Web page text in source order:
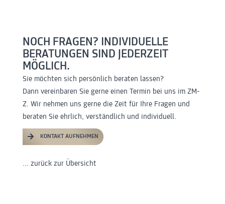
NOCH FRAGEN? INDIVIDUELLE
BERATUNGEN SIND JEDERZEIT
MÖGLICH.
Sie möchten sich persönlich beraten lassen?
Dann vereinbaren Sie gerne einen Termin bei uns im ZM-
Z. Wir nehmen uns gerne die Zeit für Ihre Fragen und
beraten Sie ehrlich, verständlich und individuell.
KONTAKT AUFNEHMEN
... zurück zur Übersicht